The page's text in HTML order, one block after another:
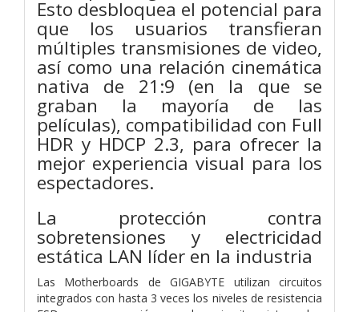
Esto desbloquea el potencial para
que los usuarios transfieran
múltiples transmisiones de video,
así como una relación cinemática
nativa de 21:9 (en la que se
graban la mayoría de las
películas), compatibilidad con Full
HDR y HDCP 2.3, para ofrecer la
mejor experiencia visual para los
espectadores.
La protección contra
sobretensiones y electricidad
estática LAN líder en la industria
Las Motherboards de GIGABYTE utilizan circuitos
integrados con hasta 3 veces los niveles de resistencia